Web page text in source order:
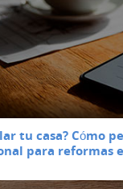
tu casa? Cómo
para reformas